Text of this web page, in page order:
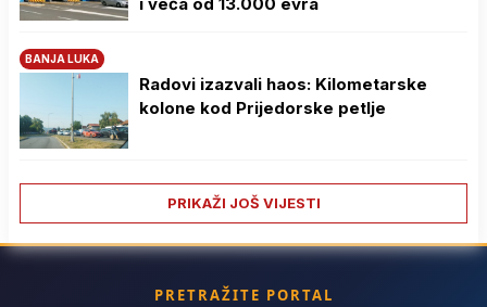
BANJA LUKA
Radovi izazvali haos: Kilometarske
kolone kod Prijedorske petlje
PRIKAŽI JOŠ VIJESTI
PRETRAŽITE PORTAL